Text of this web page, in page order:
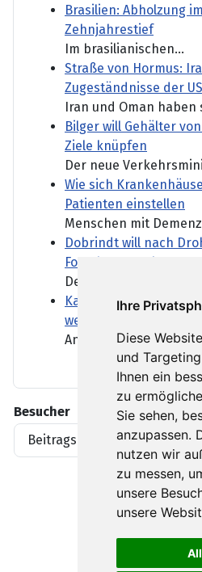
Ihre
Diese
und
Ihnen ein
zu
Sie sehen,
anzupassen.
nutzen wir
zu messen,
unsere
unsere
Brasilien: Abholzung
Zehnjahrestief
Im brasilianischen...
Straße von Hormus:
Zugeständnisse der
Iran und Oman haben
Bilger will Gehälter
Ziele knüpfen
Der neue
Wie sich
Patienten einstellen
Menschen mit
Dobrindt will nach
Forschung ausbauen
Der Fund am
Kanadische Provinz
wegen Waldbränden
Angefacht durch
Besucher
Beitragsaufrufe